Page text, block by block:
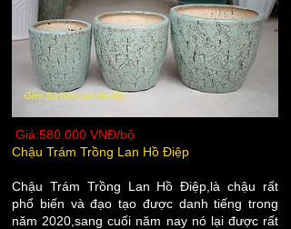
Giá:580.000 VNĐ/bộ
Chậu Trám Trồng Lan Hồ Điệp
Chậu Trám Trồng Lan Hồ Điệp,là chậu rất
phổ biến và đạo tạo được danh tiếng trong
năm 2020,sang cuối năm nay nó lại được rất